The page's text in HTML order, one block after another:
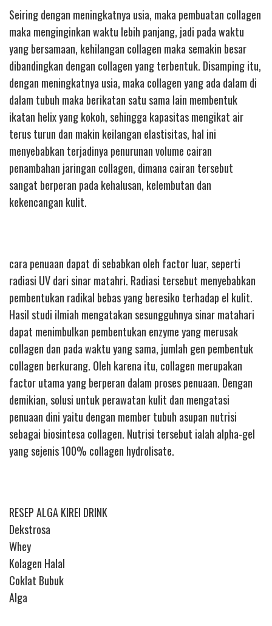
Seiring dengan meningkatnya usia, maka pembuatan collagen
maka menginginkan waktu lebih panjang, jadi pada waktu
yang bersamaan, kehilangan collagen maka semakin besar
dibandingkan dengan collagen yang terbentuk. Disamping itu,
dengan meningkatnya usia, maka collagen yang ada dalam di
dalam tubuh maka berikatan satu sama lain membentuk
ikatan helix yang kokoh, sehingga kapasitas mengikat air
terus turun dan makin keilangan elastisitas, hal ini
menyebabkan terjadinya penurunan volume cairan
penambahan jaringan collagen, dimana cairan tersebut
sangat berperan pada kehalusan, kelembutan dan
kekencangan kulit.
cara penuaan dapat di sebabkan oleh factor luar, seperti
radiasi UV dari sinar matahri. Radiasi tersebut menyebabkan
pembentukan radikal bebas yang beresiko terhadap el kulit.
Hasil studi ilmiah mengatakan sesungguhnya sinar matahari
dapat menimbulkan pembentukan enzyme yang merusak
collagen dan pada waktu yang sama, jumlah gen pembentuk
collagen berkurang. Oleh karena itu, collagen merupakan
factor utama yang berperan dalam proses penuaan. Dengan
demikian, solusi untuk perawatan kulit dan mengatasi
penuaan dini yaitu dengan member tubuh asupan nutrisi
sebagai biosintesa collagen. Nutrisi tersebut ialah alpha-gel
yang sejenis 100% collagen hydrolisate.
RESEP ALGA KIREI DRINK
Dekstrosa
Whey
Kolagen Halal
Coklat Bubuk
Alga